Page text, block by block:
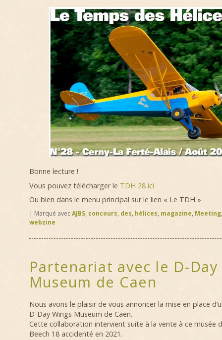
Bonne lecture !
Vous pouvez télécharger le TDH 28 ici
Ou bien dans le menu principal sur le lien « Le TDH »
| Marqué avec AJBS, concours, des, hélices, magazine, Meeting
webzine
Partenariat avec le D-Day
Museum de Caen
Nous avons le plaisir de vous annoncer la mise en place
D-Day Wings Museum de Caen.
Cette collaboration intervient suite à la vente à ce musée
Beech 18 accidenté en 2021.